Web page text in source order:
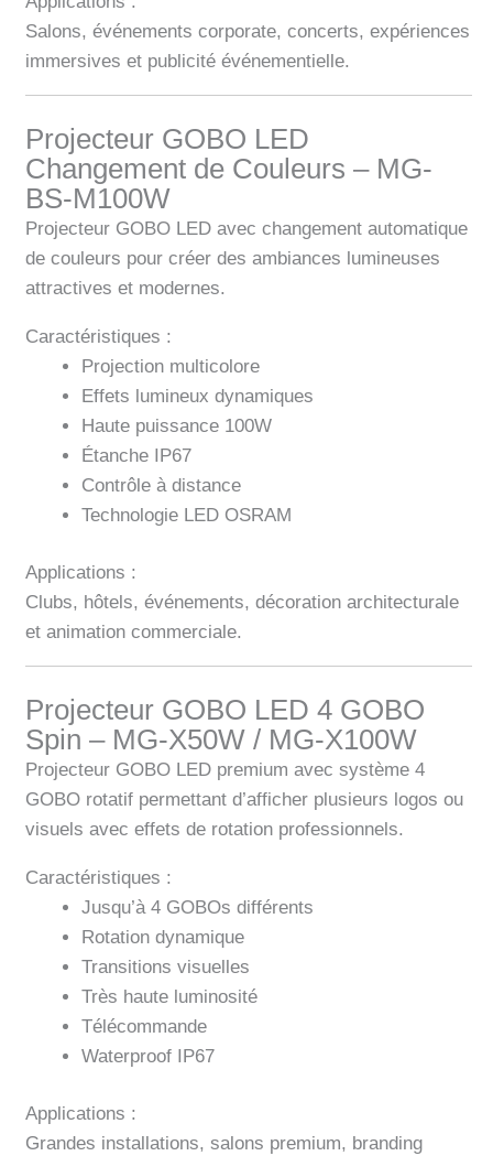
Salons, événements corporate, concerts, expériences
immersives et publicité événementielle.
Projecteur GOBO LED
Changement de Couleurs – MG-
BS-M100W
Projecteur GOBO LED avec changement automatique
de couleurs pour créer des ambiances lumineuses
attractives et modernes.
Caractéristiques :
Projection multicolore
Effets lumineux dynamiques
Haute puissance 100W
Étanche IP67
Contrôle à distance
Technologie LED OSRAM
Applications :
Clubs, hôtels, événements, décoration architecturale
et animation commerciale.
Projecteur GOBO LED 4 GOBO
Spin – MG-X50W / MG-X100W
Projecteur GOBO LED premium avec système 4
GOBO rotatif permettant d’afficher plusieurs logos ou
visuels avec effets de rotation professionnels.
Caractéristiques :
Jusqu’à 4 GOBOs différents
Rotation dynamique
Transitions visuelles
Très haute luminosité
Télécommande
Waterproof IP67
Applications :
Grandes installations, salons premium, branding